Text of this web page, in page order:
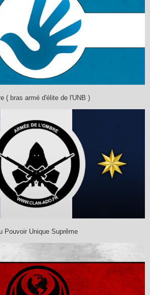
( bras armé d'élite de l'UNB )
Pouvoir Unique Suprême